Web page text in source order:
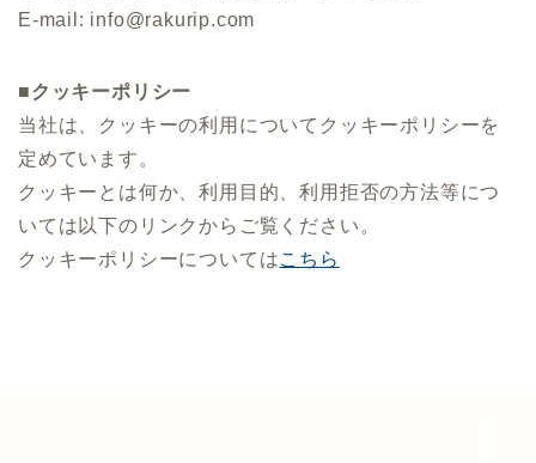
E-mail: info@rakurip.com
■クッキーポリシー
当社は、クッキーの利用についてクッキーポリシーを
定めています。
クッキーとは何か、利用目的、利用拒否の方法等につ
いては以下のリンクからご覧ください。
クッキーポリシーについてはこちら